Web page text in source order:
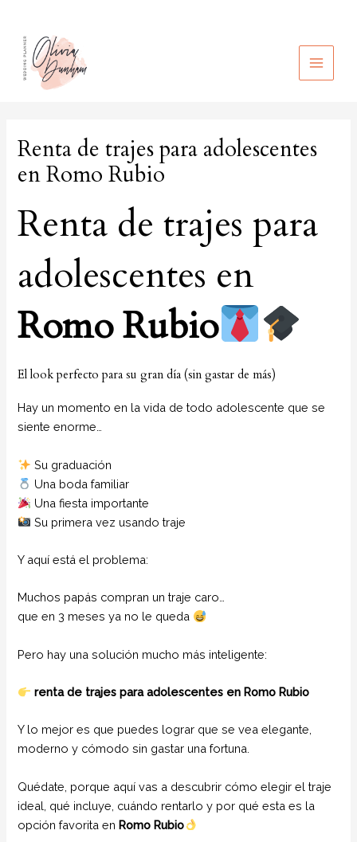
contenido
MAIN
Renta de trajes para adolescentes
en Romo Rubio
Renta de trajes para
adolescentes en
Romo Rubio
El look perfecto para su gran día (sin gastar de más)
Hay un momento en la vida de todo adolescente que se
siente enorme…
Su graduación
Una boda familiar
Una fiesta importante
Su primera vez usando traje
Y aquí está el problema:
Muchos papás compran un traje caro…
que en 3 meses ya no le queda
Pero hay una solución mucho más inteligente:
renta de trajes para adolescentes en Romo Rubio
Y lo mejor es que puedes lograr que se vea elegante,
moderno y cómodo sin gastar una fortuna.
Quédate, porque aquí vas a descubrir cómo elegir el traje
ideal, qué incluye, cuándo rentarlo y por qué esta es la
opción favorita enRomo Rubio